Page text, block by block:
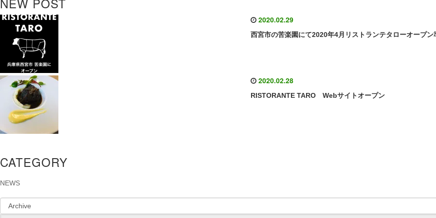
2020.02.29
西宮市の苦楽園にて2020年4月リストランテタローオープン
2020.02.28
RISTORANTE TARO Webサイトオープン
CATEGORY
NEWS